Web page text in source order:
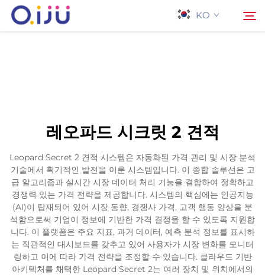
KO
응용 프로그램
사례
뉴스
레오파드 시크릿 2 견적
Leopard Secret 2 견적 시스템은 자동화된 가격 관리 및 시장 분석
기술에서 획기적인 발전을 이룬 시스템입니다. 이 종합 솔루션은 고
급 알고리즘과 실시간 시장 데이터 처리 기능을 결합하여 정확하고
경쟁력 있는 가격 전략을 제공합니다. 시스템의 핵심에는 인공지능
(AI)이 탑재되어 있어 시장 동향, 경쟁사 가격, 고객 행동 양상을 분
석함으로써 기업이 정보에 기반한 가격 결정을 할 수 있도록 지원합
니다. 이 플랫폼은 주요 지표, 과거 데이터, 예측 분석 정보를 표시하
는 직관적인 대시보드를 갖추고 있어 사용자가 시장 변화를 모니터
링하고 이에 따라 가격 전략을 조정할 수 있습니다. 클라우드 기반
아키텍처를 채택한 Leopard Secret 2는 여러 장치 및 위치에서의